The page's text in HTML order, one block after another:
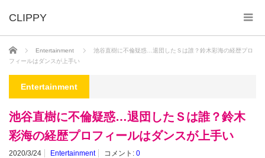
ホーム Entertainment
池谷直樹に不倫疑惑…退団したＳは誰？鈴木彩海の経歴プロ
フィールはダンスが上手い
Entertainment
池谷直樹に不倫疑惑…退団したＳは誰？鈴木
彩海の経歴プロフィールはダンスが上手い
2020/3/24 Entertainment コメント: 0